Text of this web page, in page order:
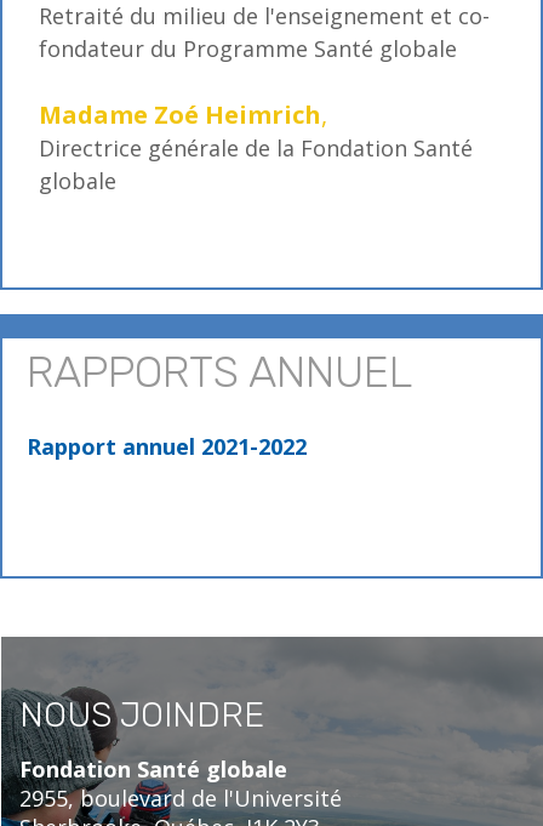
Retraité du milieu de l'enseignement et co-
fondateur du Programme Santé globale
Madame Zoé Heimrich,
Directrice générale de la Fondation Santé
globale
RAPPORTS ANNUEL
Rapport annuel 2021-2022
NOUS JOINDRE
Fondation Santé globale
2955, boulevard de l'Université